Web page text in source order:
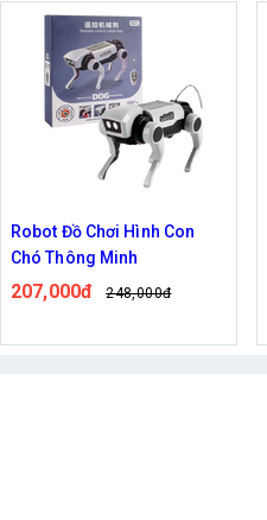
Robot Đồ Chơi Hình Con
Chó Thông Minh
207,000đ 248,000đ